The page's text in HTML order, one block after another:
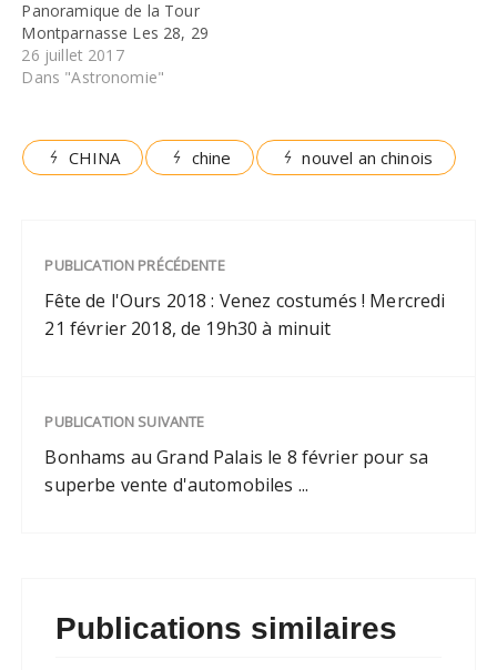
Panoramique de la Tour
Montparnasse Les 28, 29
et 30 juillet prochains ,
l’Observatoire
petits et
grands,passionnés et
recherche de…
26 juillet 2017
Dans "Astronomie"
CHINA chine nouvel an chinois
PUBLICATION PRÉCÉDENTE
Fête de l'Ours 2018 : Venez costumés ! Mercredi
21 février 2018, de 19h30 à minuit
PUBLICATION SUIVANTE
Bonhams au Grand Palais le 8 février pour sa
superbe vente d'automobiles ...
Publications similaires